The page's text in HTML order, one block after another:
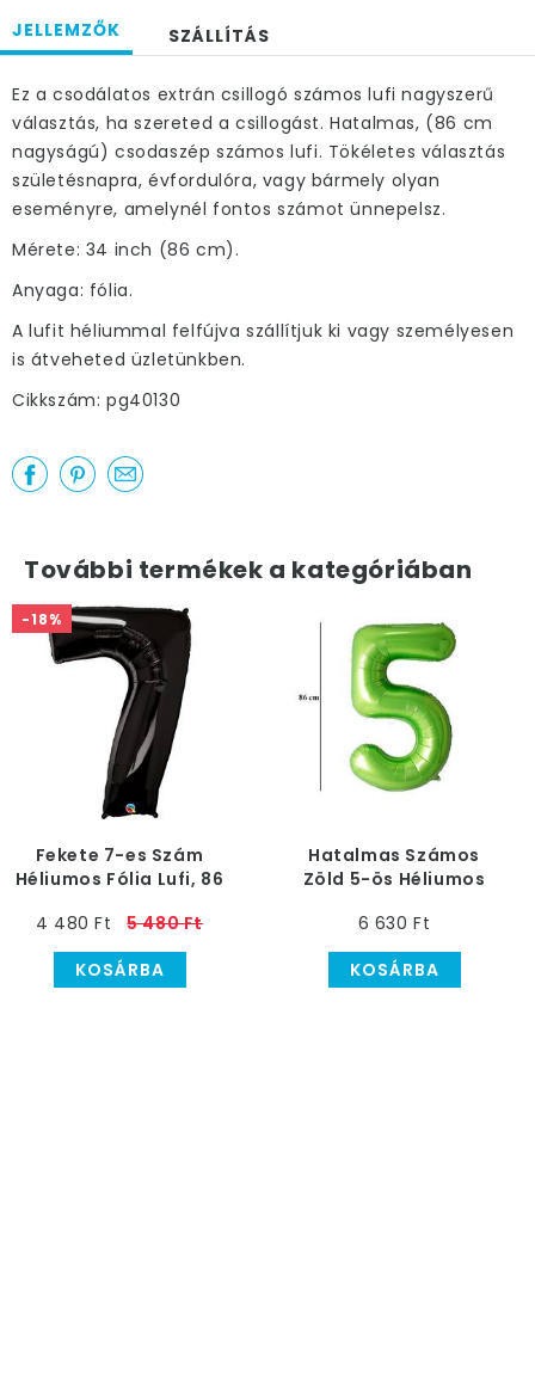
JELLEMZŐK SZÁLLÍTÁS
Ez a csodálatos extrán csillogó számos lufi nagyszerű
választás, ha szereted a csillogást. Hatalmas, (86 cm
nagyságú) csodaszép számos lufi. Tökéletes választás
születésnapra, évfordulóra, vagy bármely olyan
eseményre, amelynél fontos számot ünnepelsz.
Mérete: 34 inch (86 cm).
Anyaga: fólia.
A lufit héliummal felfújva szállítjuk ki vagy személyesen
is átveheted üzletünkben.
Cikkszám: pg40130
További termékek a kategóriában
-18%
Fekete 7-es Szám
Héliumos Fólia Lufi, 86
4 480 Ft
5 480 Ft
KOSÁRBA
Hatalmas Számos
Zöld 5-ös Héliumos
6 630 Ft
KOSÁRBA